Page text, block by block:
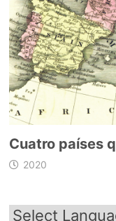
Cuatro países
2020